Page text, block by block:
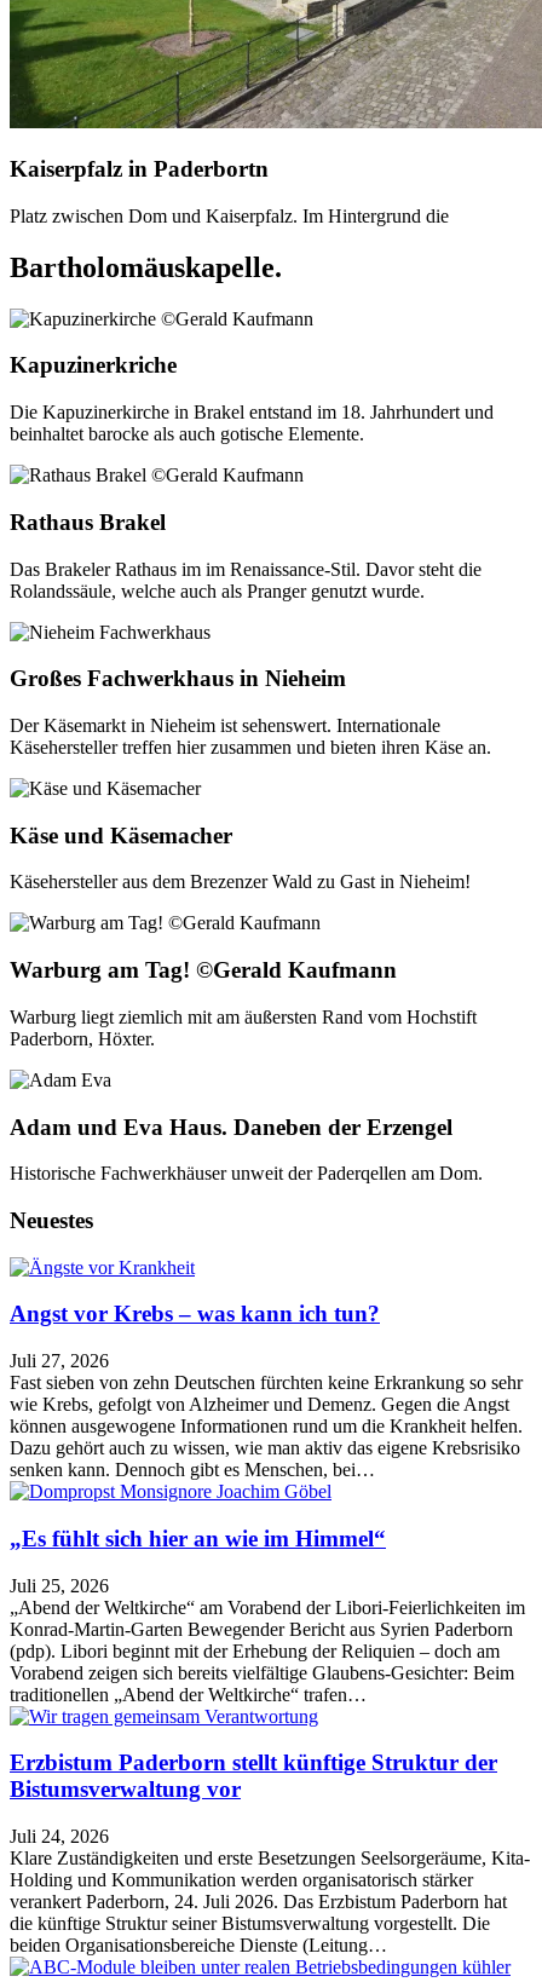
Kaiserpfalz in Paderbortn
Platz zwischen Dom und Kaiserpfalz. Im Hintergrund die
Bartholomäuskapelle.
Kapuzinerkriche
Die Kapuzinerkirche in Brakel entstand im 18. Jahrhundert und
beinhaltet barocke als auch gotische Elemente.
Rathaus Brakel
Das Brakeler Rathaus im im Renaissance-Stil. Davor steht die
Rolandssäule, welche auch als Pranger genutzt wurde.
Großes Fachwerkhaus in Nieheim
Der Käsemarkt in Nieheim ist sehenswert. Internationale
Käsehersteller treffen hier zusammen und bieten ihren Käse an.
Käse und Käsemacher
Käsehersteller aus dem Brezenzer Wald zu Gast in Nieheim!
Warburg am Tag! ©Gerald Kaufmann
Warburg liegt ziemlich mit am äußersten Rand vom Hochstift
Paderborn, Höxter.
Adam und Eva Haus. Daneben der Erzengel
Historische Fachwerkhäuser unweit der Paderqellen am Dom.
Neuestes
Angst vor Krebs – was kann ich tun?
Juli 27, 2026
Fast sieben von zehn Deutschen fürchten keine Erkrankung so sehr
wie Krebs, gefolgt von Alzheimer und Demenz. Gegen die Angst
können ausgewogene Informationen rund um die Krankheit helfen.
Dazu gehört auch zu wissen, wie man aktiv das eigene Krebsrisiko
senken kann. Dennoch gibt es Menschen, bei…
„Es fühlt sich hier an wie im Himmel“
Juli 25, 2026
„Abend der Weltkirche“ am Vorabend der Libori-Feierlichkeiten im
Konrad-Martin-Garten Bewegender Bericht aus Syrien Paderborn
(pdp). Libori beginnt mit der Erhebung der Reliquien – doch am
Vorabend zeigen sich bereits vielfältige Glaubens-Gesichter: Beim
traditionellen „Abend der Weltkirche“ trafen…
Erzbistum Paderborn stellt künftige Struktur der
Bistumsverwaltung vor
Juli 24, 2026
Klare Zuständigkeiten und erste Besetzungen Seelsorgeräume, Kita-
Holding und Kommunikation werden organisatorisch stärker
verankert Paderborn, 24. Juli 2026. Das Erzbistum Paderborn hat
die künftige Struktur seiner Bistumsverwaltung vorgestellt. Die
beiden Organisationsbereiche Dienste (Leitung…